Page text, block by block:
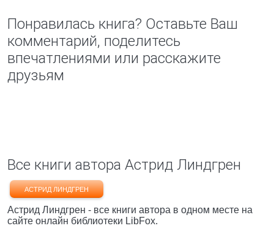
Понравилась книга? Оставьте Ваш
комментарий, поделитесь
впечатлениями или расскажите
друзьям
Все книги автора Астрид Линдгрен
АСТРИД ЛИНДГРЕН
Астрид Линдгрен - все книги автора в одном месте на
сайте онлайн библиотеки LibFox.